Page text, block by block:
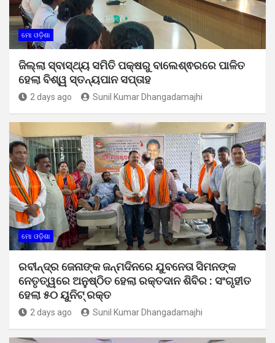
ମୋ ଓଡ଼ିଶା
ଜିଲ୍ଲା ସ୍ବାସ୍ଥ୍ୟ ସମିତି ପକ୍ଷରୁ ବାଲେଶ୍ଵରରେ ପାଳିତ
ହେଲା ବିଶ୍ୱ ସ୍ତନ୍ୟପାନ ସପ୍ତାହ
2 days ago Sunil Kumar Dhangadamajhi
ମୋ ଓଡ଼ିଶା
ରବୀନ୍ଦ୍ର ଜେନାଙ୍କ ଜନ୍ମଦିନରେ ଯୁବନେତା ସିମନଙ୍କ
ନେତୃତ୍ୱରେ ଅନୁଷ୍ଠିତ ହେଲା ରକ୍ତଦାନ ଶିବିର : ସଂଗୃହୀତ
ହେଲା ୫୦ ୟୁନିଟ୍ ରକ୍ତ
2 days ago Sunil Kumar Dhangadamajhi